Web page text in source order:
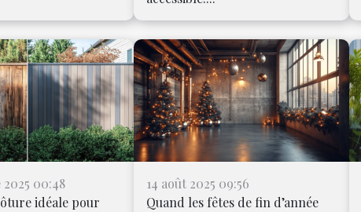
00:48
idéale pour
14 août 2025 09:56
Quand les fêtes de fin d’année